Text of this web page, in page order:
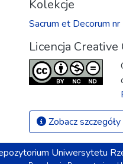
Kolekcje
Sacrum et Decorum
Licencja
Zobacz szczegóły
Uniwersytetu